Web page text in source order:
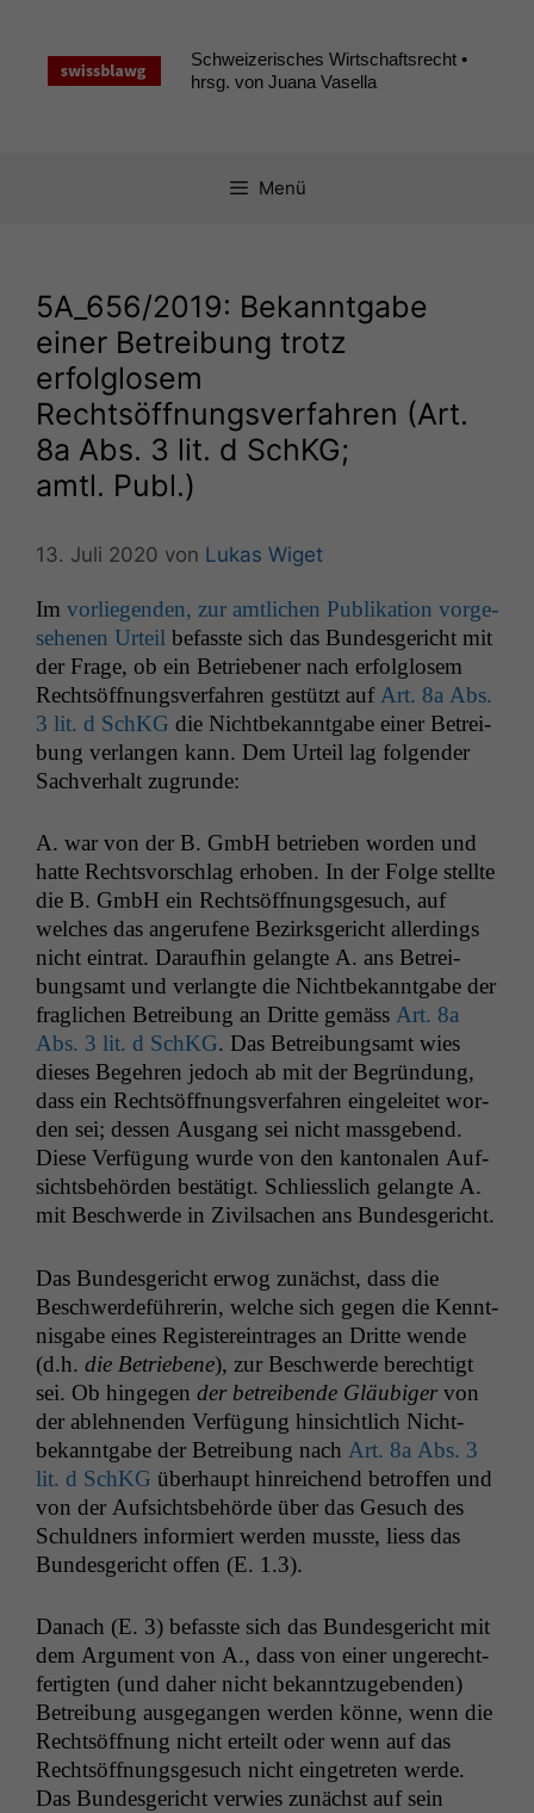
springen
Schweizerisches Wirtschaftsrecht •
hrsg. von Juana Vasella
Menü
5A_656/2019: Bekanntgabe
einer Betreibung trotz
erfolglosem
Rechtsöffnungsverfahren (Art.
8a Abs. 3 lit. d SchKG;
amtl. Publ.)
13. Juli 2020 von Lukas Wiget
Im vor­liegen­den, zur amtlichen Pub­lika­tion vorge­
se­henen Urteil befasste sich das Bun­des­gericht mit
der Frage, ob ein Betrieben­er nach erfol­glosem
Recht­söff­nungsver­fahren gestützt auf Art. 8a Abs.
3 lit. d SchKG die Nicht­bekan­nt­gabe ein­er Betrei­
bung ver­lan­gen kann. Dem Urteil lag fol­gen­der
Sachver­halt zugrunde:
A. war von der B. GmbH betrieben wor­den und
hat­te Rechtsvorschlag erhoben. In der Folge stellte
die B. GmbH ein Recht­söff­nungs­ge­such, auf
welch­es das angerufene Bezirks­gericht allerd­ings
nicht ein­trat. Daraufhin gelangte A. ans Betrei­
bungsamt und ver­langte die Nicht­bekan­nt­gabe der
fraglichen Betrei­bung an Dritte gemäss Art. 8a
Abs. 3 lit. d SchKG. Das Betrei­bungsamt wies
dieses Begehren jedoch ab mit der Begrün­dung,
dass ein Recht­söff­nungsver­fahren ein­geleit­et wor­
den sei; dessen Aus­gang sei nicht mass­gebend.
Diese Ver­fü­gung wurde von den kan­tonalen Auf­
sichts­be­hör­den bestätigt. Schliesslich gelangte A.
mit Beschw­erde in Zivil­sachen ans Bundesgericht.
Das Bun­des­gericht erwog zunächst, dass die
Beschw­erde­führerin, welche sich gegen die Ken­nt­
nis­gabe eines Reg­is­tere­in­trages an Dritte wende
(d.h. die Betriebene), zur Beschw­erde berechtigt
sei. Ob hinge­gen der betreibende Gläu­bigervon
der ablehnen­den Ver­fü­gung hin­sichtlich Nicht­
bekan­nt­gabe der Betrei­bung nach Art. 8a Abs. 3
lit. d SchKG über­haupt hin­re­ichend betrof­fen und
von der Auf­sichts­be­hörde über das Gesuch des
Schuld­ners informiert wer­den musste, liess das
Bun­des­gericht offen (E. 1.3).
Danach (E. 3) befasste sich das Bun­des­gericht mit
dem Argu­ment von A., dass von ein­er ungerecht­
fer­tigten (und daher nicht bekan­ntzugeben­den)
Betrei­bung aus­ge­gan­gen wer­den könne, wenn die
Recht­söff­nung nicht erteilt oder wenn auf das
Recht­söff­nungs­ge­such nicht einge­treten werde.
Das Bun­des­gericht ver­wies zunächst auf sein